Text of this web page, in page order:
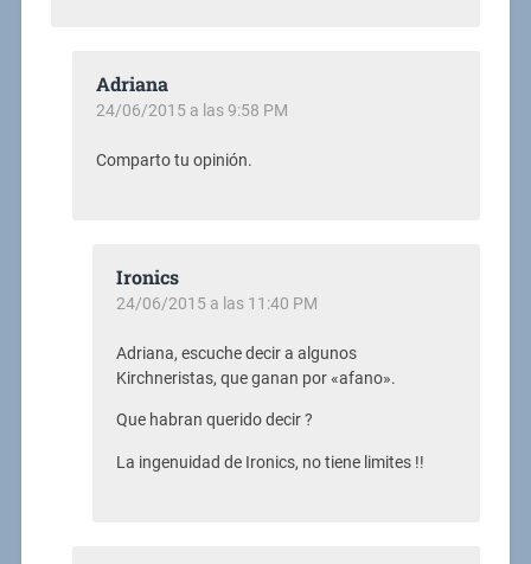
Adriana
24/06/2015 a las 9:58 PM
Comparto tu opinión.
Ironics
24/06/2015 a las 11:40 PM
Adriana, escuche decir a algunos
Kirchneristas, que ganan por «afano».
Que habran querido decir ?
La ingenuidad de Ironics, no tiene limites !!